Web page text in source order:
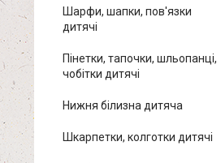
Шарфи, шапки, пов'язки
дитячі
Пінетки, тапочки, шльопанці,
чобітки дитячі
Нижня білизна дитяча
Шкарпетки, колготки дитячі